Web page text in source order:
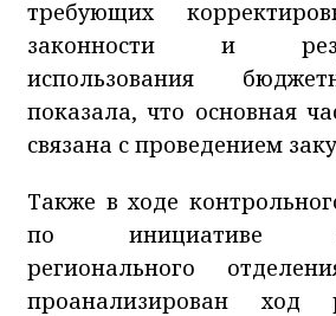
требующих
законности и
использования
показала, что основная
связана с проведением
Также в ходе
по инициативе
регионального
проанализирован ход